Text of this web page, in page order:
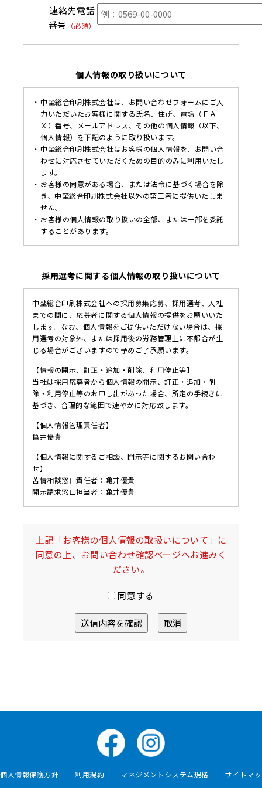
連絡先電話
番号 （必須）
個人情報の取り扱いについて
中埜総合印刷株式会社は、お問い合わせフォームにご入
力いただいたお客様に関する氏名、住所、電話（ＦＡ
Ｘ）番号、メールアドレス、その他の個人情報（以下、
個人情報）を下記のように取り扱います。
中埜総合印刷株式会社はお客様の個人情報を、お問い合
わせに対応させていただくための目的のみに利用いたし
ます。
お客様の同意がある場合、または法令に基づく場合を除
き、中埜総合印刷株式会社以外の第三者に提供いたしま
せん。
お客様の個人情報の取り扱いの全部、または一部を委託
することがあります。
採用選考に関する個人情報の取り扱いについて
中埜総合印刷株式会社への採用募集応募、採用選考、入社
までの間に、応募者に関する個人情報の提供をお願いいた
します。なお、個人情報をご提供いただけない場合は、採
用選考の対象外、または採用後の労務管理上に不都合が生
じる場合がございますので予めご了承願います。
【情報の開示、訂正・追加・削除、利用停止等】
当社は採用応募者から個人情報の開示、訂正・追加・削
除・利用停止等のお申し出があった場合、所定の手続きに
基づき、合理的な範囲で速やかに対応致します。
【個人情報管理責任者】
亀井優貴
【個人情報に関するご相談、開示等に関するお問い合わ
せ】
苦情相談窓口責任者：亀井優貴
開示請求窓口担当者：亀井優貴
上記「お客様の個人情報の取扱いについて」に
同意の上、 お問い合わせ確認ページへお進みく
ださい。
同意する
個人情報保護方針 利用規約 マネジメントシステム規格 サイトマ